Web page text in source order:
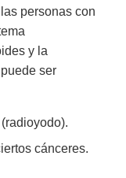
personas con
y la
ser
cánceres.